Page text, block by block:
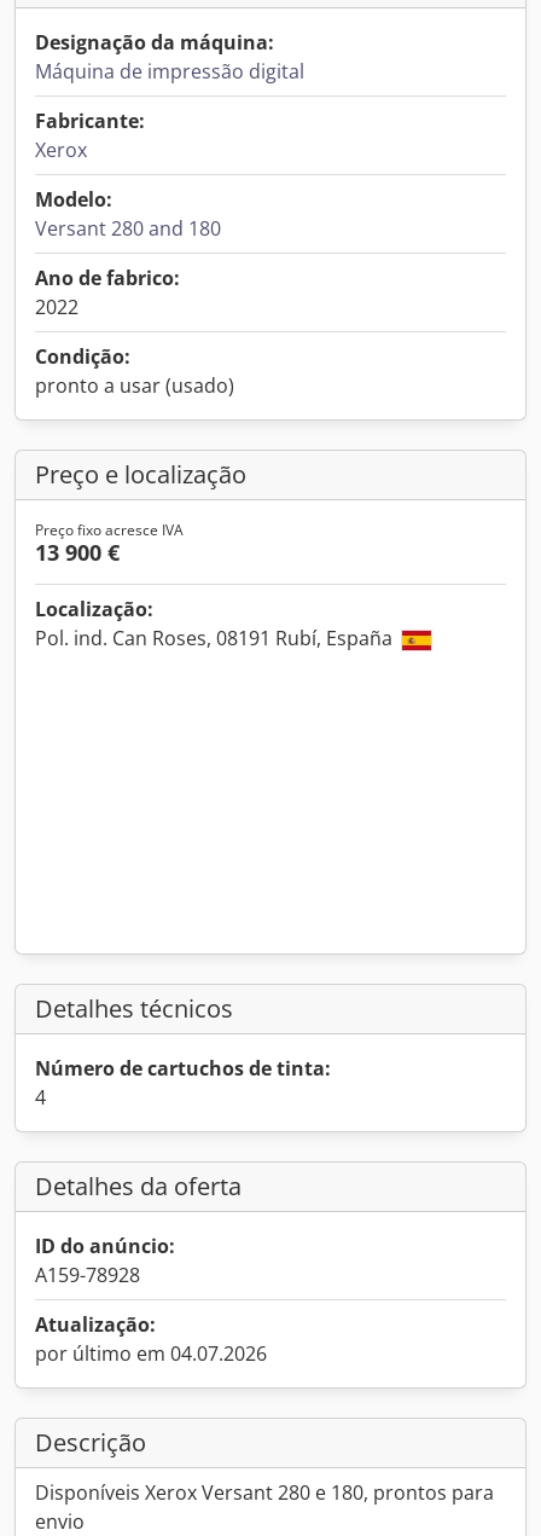
Designação da máquina:
Máquina de impressão digital
Fabricante:
Xerox
Modelo:
Versant 280 and 180
Ano de fabrico:
2022
Condição:
pronto a usar (usado)
Preço e localização
Preço fixo acresce IVA
13 900 €
Localização:
Pol. ind. Can Roses, 08191 Rubí, España
Detalhes técnicos
Número de cartuchos de tinta:
4
Detalhes da oferta
ID do anúncio:
A159-78928
Atualização:
por último em 04.07.2026
Descrição
Disponíveis Xerox Versant 280 e 180, prontos para
envio